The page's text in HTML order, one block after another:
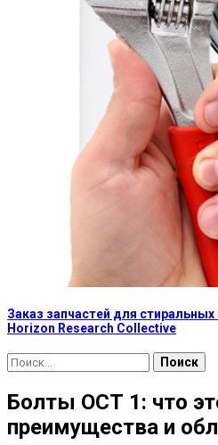
Заказ запчастей для
Horizon Research Collective
Найти:
Болты ОСТ 1: что
преимущества и